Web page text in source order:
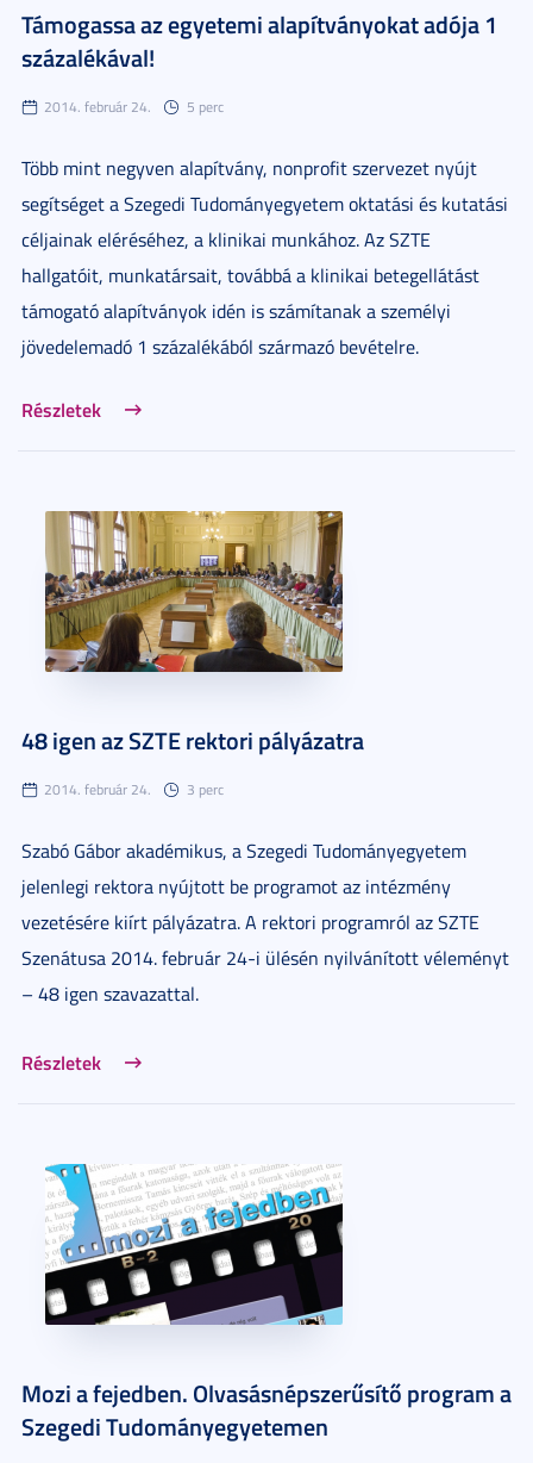
Támogassa az egyetemi alapítványokat adója 1
százalékával!
2014. február 24. 5 perc
Több mint negyven alapítvány, nonprofit szervezet nyújt
segítséget a Szegedi Tudományegyetem oktatási és kutatási
céljainak eléréséhez, a klinikai munkához. Az SZTE
hallgatóit, munkatársait, továbbá a klinikai betegellátást
támogató alapítványok idén is számítanak a személyi
jövedelemadó 1 százalékából származó bevételre.
Részletek
48 igen az SZTE rektori pályázatra
2014. február 24. 3 perc
Szabó Gábor akadémikus, a Szegedi Tudományegyetem
jelenlegi rektora nyújtott be programot az intézmény
vezetésére kiírt pályázatra. A rektori programról az SZTE
Szenátusa 2014. február 24-i ülésén nyilvánított véleményt
– 48 igen szavazattal.
Részletek
Mozi a fejedben. Olvasásnépszerűsítő program a
Szegedi Tudományegyetemen